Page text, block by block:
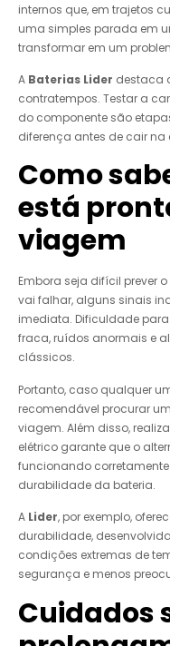
internos que, em trajetos
uma simples parada em
transformar em um
A Baterias Lider destaca
contratempos. Testar a
do componente são
diferença antes de cair na
Como
está
viagem
Embora seja difícil prever
vai falhar, alguns sinais
imediata. Dificuldade
fraca, ruídos anormais e
clássicos.
Portanto, caso qualquer
recomendável procurar
viagem. Além disso,
elétrico garante que o
funcionando
durabilidade da bateria.
A Lider, por exemplo,
durabilidade,
condições extremas de
segurança e menos
Cuidados